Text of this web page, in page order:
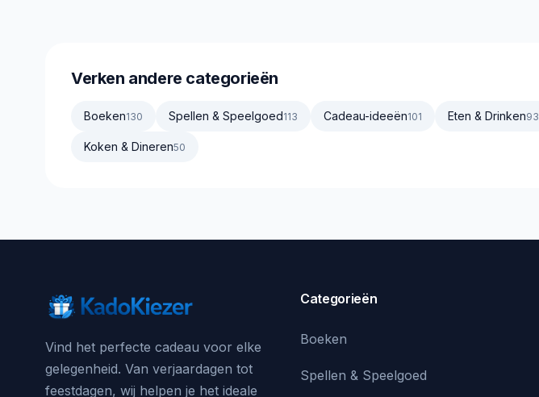
Verken andere categorieën
Boeken130 Spellen & Speelgoed113 Cadeau-ideeën101 Eten & Drinken93
Koken & Dineren50
Vind het perfecte cadeau voor elke
gelegenheid. Van verjaardagen tot
feestdagen, wij helpen je het ideale
Categorieën
Boeken
Spellen & Speelgoed